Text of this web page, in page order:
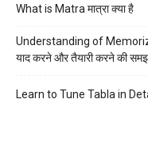
What is Matra मात्रा क्या है
Understanding of
याद करने और तैयारी करने की
Learn to Tune Tabla in